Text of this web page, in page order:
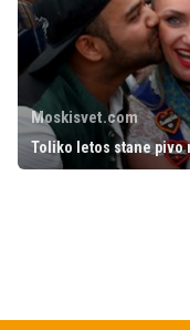
Moskisvet.com
Toliko letos stane pivo